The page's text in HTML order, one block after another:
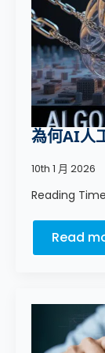
為何AI人
10th 1 月 2026
Reading
Read